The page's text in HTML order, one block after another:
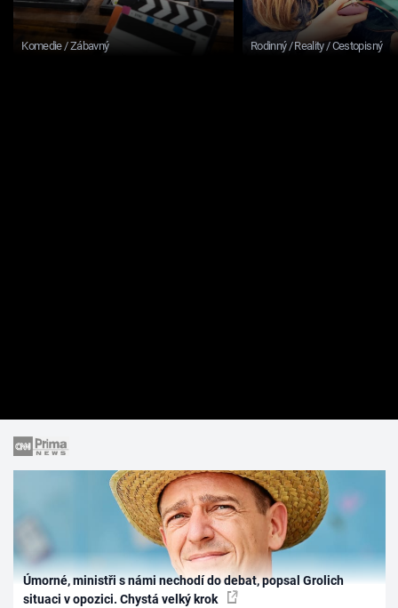
Komedie / Zábavný Rodinný / Reality / Cestopisný
Úmorné, ministři s námi nechodí do debat, popsal Grolich
situaci v opozici. Chystá velký krok